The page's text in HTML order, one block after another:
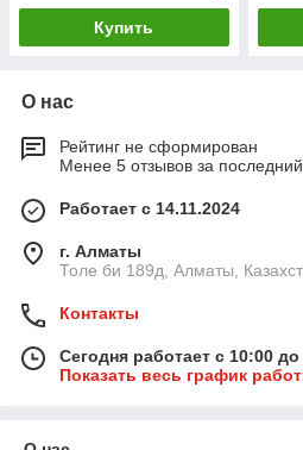
Купить
О нас
Рейтинг не сформирован
Менее 5 отзывов за
Работает с 14.11.2024
г. Алматы
Толе би 189д, Алматы,
Контакты
Сегодня работает с 10:00
Показать весь график